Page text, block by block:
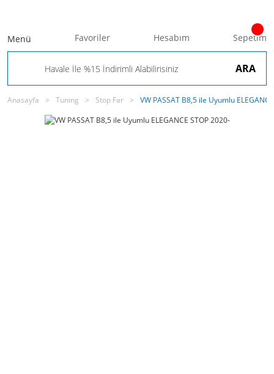
ARA
Menü Favoriler Hesabım Sepetim
Anasayfa Tuning Stop Far VW PASSAT B8,5 ile Uyumlu